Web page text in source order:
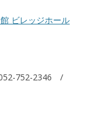
ビレッジホール
752-2346 /